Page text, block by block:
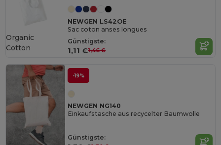
NEWGEN LS42OE
Sac coton anses longues
Günstigste:
1,11 €1,46 €
Organic
Cotton
-19%
NEWGEN NG140
Einkaufstasche aus recycelter Baumwolle
Günstigste: